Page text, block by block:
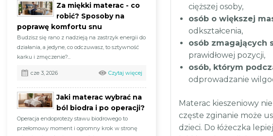
Za miękki materac - co
robić? Sposoby na
poprawę komfortu snu
Budzisz się rano z nadzieją na zastrzyk energii do
działania, a jedyne, co odczuwasz, to sztywność
karku i zmęczenie?...
cze 3, 2026 Czytaj więcej
Jaki materac wybrać na
ból biodra i po operacji?
Operacja endoprotezy stawu biodrowego to
przełomowy moment i ogromny krok w stronę
cięższej osoby,
osób o większej
odkształcenia,
osób zmagających
prawidłowej pozycji,
osób, którym
odprowadzanie
Materac kieszeniowy
częste zginanie może
dzieci. Do łóżeczka